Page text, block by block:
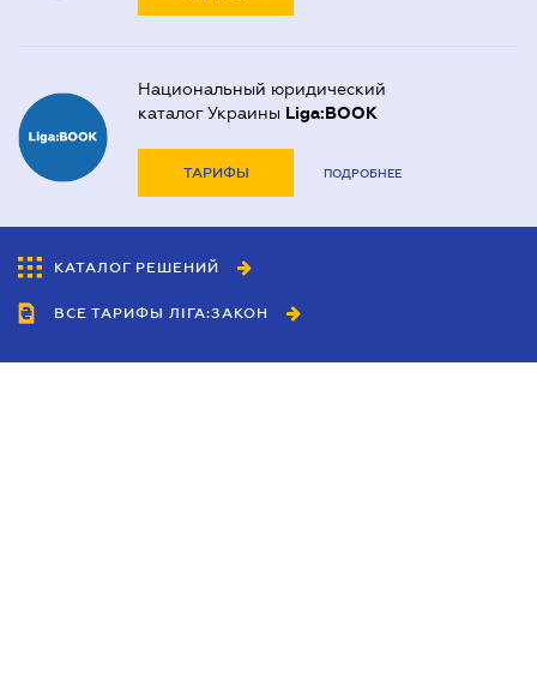
Национальный юридический
каталог Украины Liga:BOOK
ТАРИФЫ ПОДРОБНЕЕ
КАТАЛОГ РЕШЕНИЙ
ВСЕ ТАРИФЫ ЛІГА:ЗАКОН